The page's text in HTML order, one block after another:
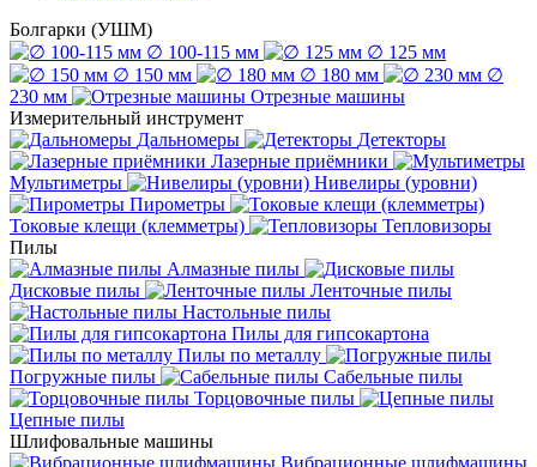
Болгарки (УШМ)
∅ 100-115 мм
∅ 125 мм
∅ 150 мм
∅ 180 мм
∅
230 мм
Отрезные машины
Измерительный инструмент
Дальномеры
Детекторы
Лазерные приёмники
Мультиметры
Нивелиры (уровни)
Пирометры
Токовые клещи (клемметры)
Тепловизоры
Пилы
Алмазные пилы
Дисковые пилы
Ленточные пилы
Настольные пилы
Пилы для гипсокартона
Пилы по металлу
Погружные пилы
Сабельные пилы
Торцовочные пилы
Цепные пилы
Шлифовальные машины
Вибрационные шлифмашины